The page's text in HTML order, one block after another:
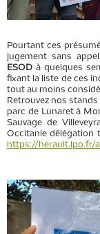
Pourtant ces
jugement sans
ESOD à quelques
fixant la liste de ces
tout au moins
Retrouvez nos
parc de Lunaret à
Sauvage de
Occitanie délégation
https://herault.lpo.fr/